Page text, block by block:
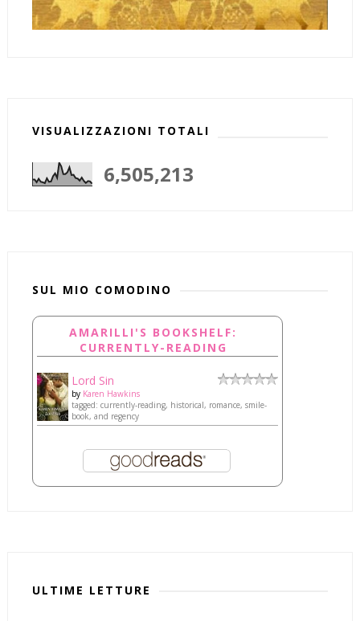
VISUALIZZAZIONI TOTALI
6,505,213
SUL MIO COMODINO
AMARILLI'S BOOKSHELF:
CURRENTLY-READING
Lord Sin
by Karen Hawkins
tagged: currently-reading, historical, romance, smile-
book, and regency
ULTIME LETTURE